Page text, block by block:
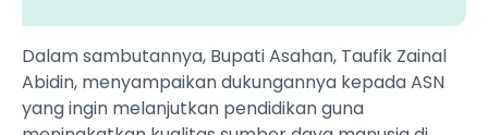
Dalam sambutannya, Bupati Asahan, Taufik Zainal
Abidin, menyampaikan dukungannya kepada ASN
yang ingin melanjutkan pendidikan guna